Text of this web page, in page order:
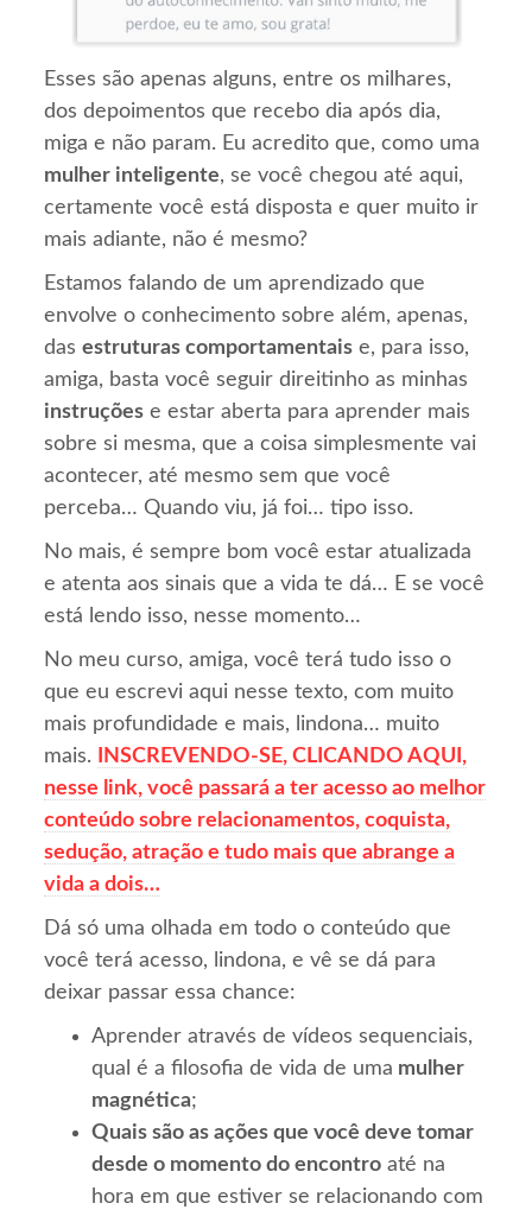
Esses são apenas alguns, entre os milhares,
dos depoimentos que recebo dia após dia,
miga e não param. Eu acredito que, como uma
mulher inteligente, se você chegou até aqui,
certamente você está disposta e quer muito ir
mais adiante, não é mesmo?
Estamos falando de um aprendizado que
envolve o conhecimento sobre além, apenas,
dasestruturas comportamentais e, para isso,
amiga, basta você seguir direitinho as minhas
instruções e estar aberta para aprender mais
sobre si mesma, que a coisa simplesmente vai
acontecer, até mesmo sem que você
perceba… Quando viu, já foi… tipo isso.
No mais, é sempre bom você estar atualizada
e atenta aos sinais que a vida te dá… E se você
está lendo isso, nesse momento…
No meu curso, amiga, você terá tudo isso o
que eu escrevi aqui nesse texto, com muito
mais profundidade e mais, lindona… muito
mais.
INSCREVENDO-SE, CLICANDO AQUI,
nesse link, você passará a ter acesso ao melhor
conteúdo sobre relacionamentos, coquista,
sedução, atração e tudo mais que abrange a
vida a dois…
Dá só uma olhada em todo o conteúdo que
você terá acesso, lindona, e vê se dá para
deixar passar essa chance:
Aprender através de vídeos sequenciais,
qual é a filosofia de vida de uma mulher
magnética;
Quais são as ações que você deve tomar
desde o momento do encontro até na
hora em que estiver se relacionando com